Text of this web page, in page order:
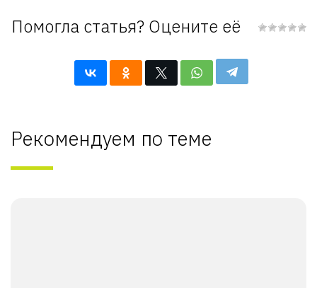
Помогла статья? Оцените её
Рекомендуем по теме